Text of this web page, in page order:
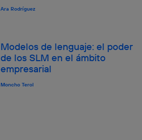
Ara Rodríguez
Modelos de lenguaje: el poder
de los SLM en el ámbito
empresarial
Moncho Terol